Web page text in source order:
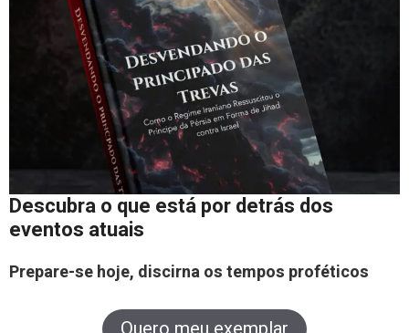
Descubra o que está por detrás dos
eventos atuais
Prepare-se hoje, discirna os tempos proféticos